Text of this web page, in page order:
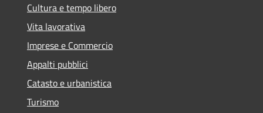
Cultura e tempo libero
Vita lavorativa
Imprese e Commercio
Appalti pubblici
Catasto e urbanistica
Turismo